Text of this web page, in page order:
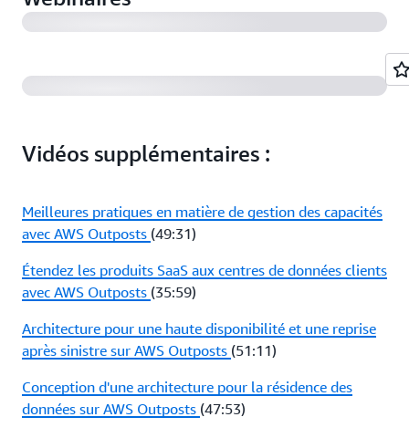
Vidéos supplémentaires :
Meilleures pratiques en matière de gestion des capacités
avec AWS Outposts (49:31)
Étendez les produits SaaS aux centres de données clients
avec AWS Outposts (35:59)
Architecture pour une haute disponibilité et une reprise
après sinistre sur AWS Outposts (51:11)
Conception d'une architecture pour la résidence des
données sur AWS Outposts (47:53)